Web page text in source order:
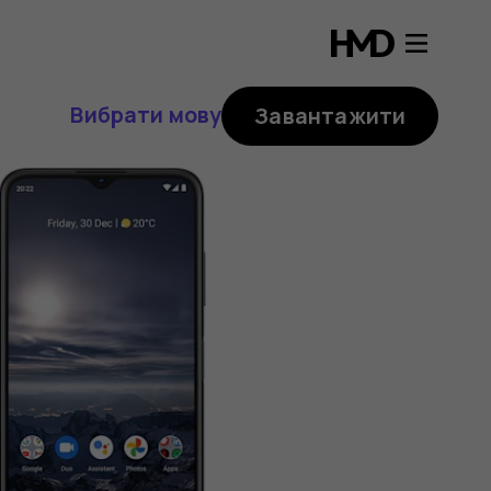
Вибрати мову Завантажити